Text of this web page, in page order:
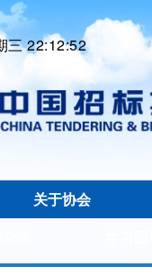
三 22:12:52
关于协会